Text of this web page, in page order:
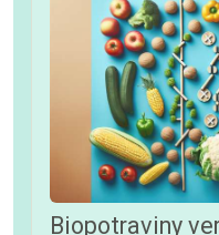
Biopotraviny